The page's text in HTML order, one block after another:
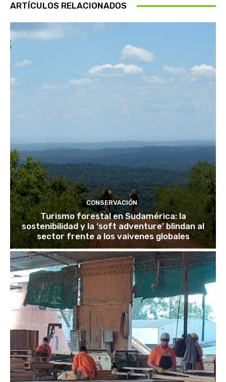
ARTÍCULOS RELACIONADOS
CONSERVACIÓN
Turismo forestal en Sudamérica: la
sostenibilidad y la ‘soft adventure’ blindan al
sector frente a los vaivenes globales